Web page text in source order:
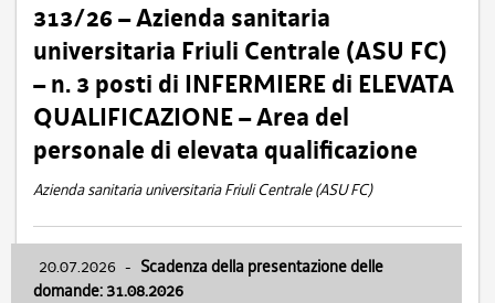
313/26 – Azienda sanitaria
universitaria Friuli Centrale (ASU FC)
– n. 3 posti di INFERMIERE di ELEVATA
QUALIFICAZIONE – Area del
personale di elevata qualificazione
Azienda sanitaria universitaria Friuli Centrale (ASU FC)
20.07.2026 - Scadenza della presentazione delle
domande: 31.08.2026